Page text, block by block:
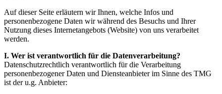
Auf dieser Seite erläutern wir Ihnen, welche Infos und
personenbezogene Daten wir während des Besuchs und Ihrer
Nutzung dieses Internetangebots (Website) von uns verarbeitet
werden.
I. Wer ist verantwortlich für die Datenverarbeitung?
Datenschutzrechtlich verantwortlich für die Verarbeitung
personenbezogener Daten und Diensteanbieter im Sinne des TMG
ist der u.g. Anbieter: